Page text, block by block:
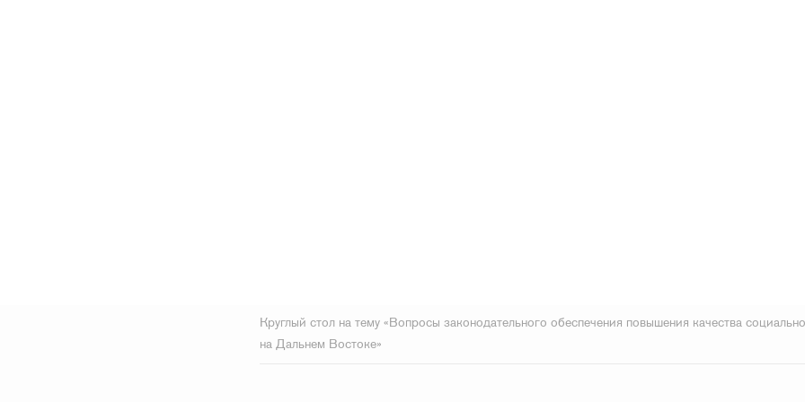
Круглый стол на тему «Вопросы законодательного обеспечения повышения качества
на Дальнем Востоке»